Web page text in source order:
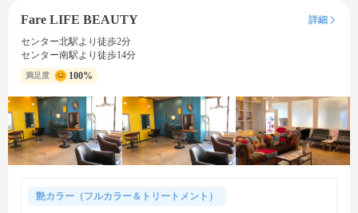
Fare LIFE BEAUTY
詳細
センター北駅より徒歩2分
センター南駅より徒歩14分
満足度 100%
艶カラー（フルカラー＆トリートメント）